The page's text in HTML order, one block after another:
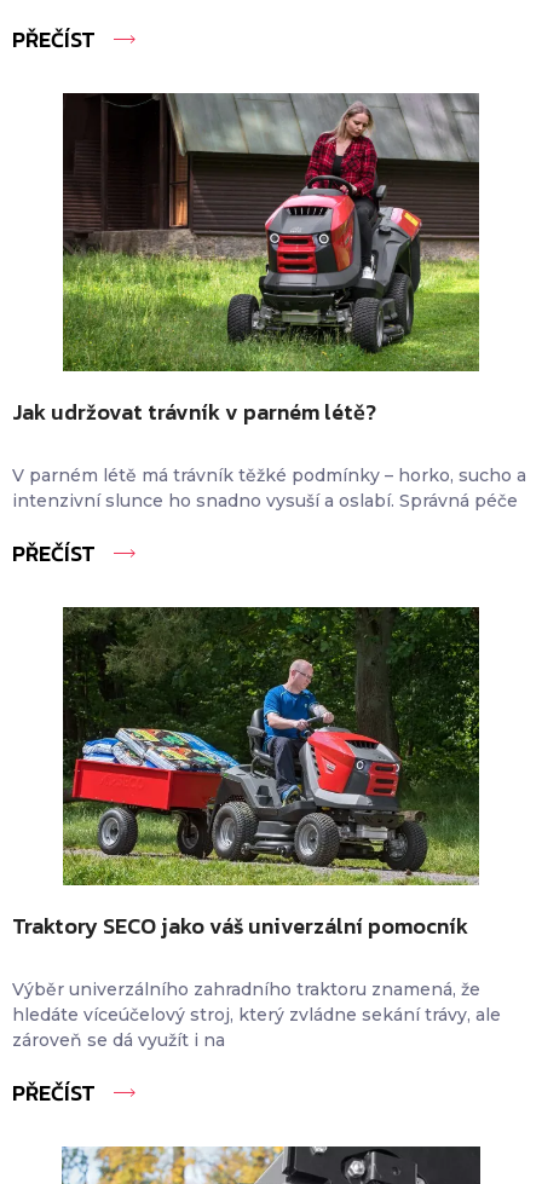
PŘEČÍST
Jak udržovat trávník v parném létě?
V parném létě má trávník těžké podmínky – horko, sucho a
intenzivní slunce ho snadno vysuší a oslabí. Správná péče
PŘEČÍST
Traktory SECO jako váš univerzální pomocník
Výběr univerzálního zahradního traktoru znamená, že
hledáte víceúčelový stroj, který zvládne sekání trávy, ale
zároveň se dá využít i na
PŘEČÍST